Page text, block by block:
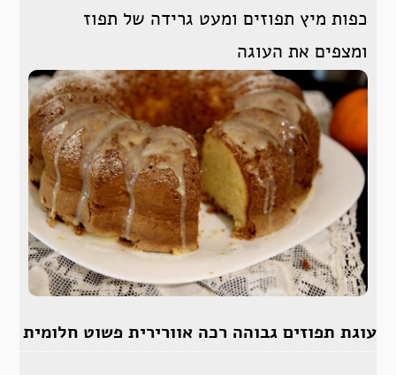
כפות מיץ תפוזים ומעט גרידה של תפוז
ומצפים את העוגה
עוגת תפוזים גבוהה רכה אוורירית פשוט חלומית